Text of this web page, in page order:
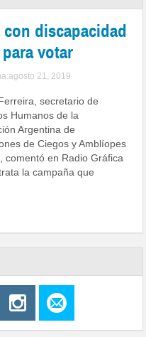
discapacidad
votar
21, 2019
secretario de
Humanos de la
Argentina de
de Ciegos y Amblíopes
comentó en Radio Gráfica
la campaña que